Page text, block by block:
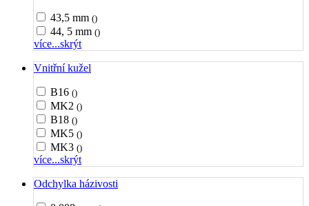
43,5 mm ()
44, 5 mm ()
více...skrýt
Vnitřní kužel
B16 ()
MK2 ()
B18 ()
MK5 ()
MK3 ()
více...skrýt
Odchylka házivosti